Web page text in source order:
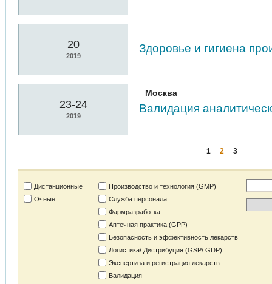
20
2019
Здоровье и гигиена
23-24
2019
Москва
Валидация
1 2 3
Дистанционные
Очные
Производство и технология (GMP)
Служба персонала
Фармразработка
Аптечная практика (GPP)
Безопасность и эффективность лекарств
Логистика/ Дистрибуция (GSP/ GDP)
Экспертиза и регистрация лекарств
Валидация